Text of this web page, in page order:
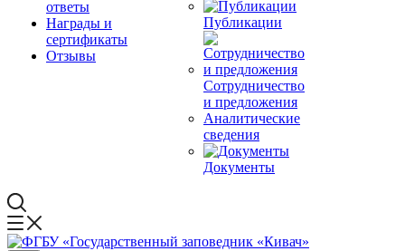
ответы
Награды и
сертификаты
Отзывы
Публикации
Сотрудничество
и предложения
Аналитические
сведения
Документы